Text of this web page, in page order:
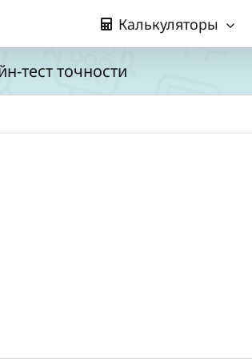
Калькуляторы
тест точности